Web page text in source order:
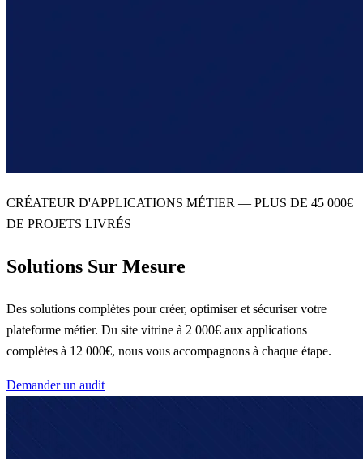
CRÉATEUR D'APPLICATIONS MÉTIER — PLUS DE 45 000€
DE PROJETS LIVRÉS
Solutions Sur Mesure
Des solutions complètes pour créer, optimiser et sécuriser votre
plateforme métier. Du site vitrine à 2 000€ aux applications
complètes à 12 000€, nous vous accompagnons à chaque étape.
Demander un audit